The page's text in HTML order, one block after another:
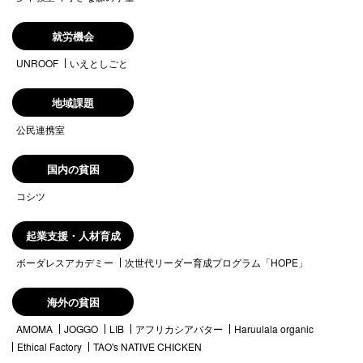
就労機会
UNROOF いえとしごと
地域課題
公民連携室
国内の貧困
コシツ
起業支援・人材育成
ボーダレスアカデミー 次世代リーダー育成プログラム「HOPE」
海外の貧困
AMOMA JOGGO LIB アフリカシアバター
Haruulala organic
Ethical Factory
TAO's NATIVE CHICKEN